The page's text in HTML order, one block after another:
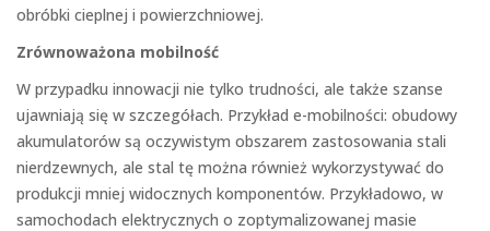
obróbki cieplnej i powierzchniowej.
Zrównoważona mobilność
W przypadku innowacji nie tylko trudności, ale także szanse
ujawniają się w szczegółach. Przykład e-mobilności: obudowy
akumulatorów są oczywistym obszarem zastosowania stali
nierdzewnych, ale stal tę można również wykorzystywać do
produkcji mniej widocznych komponentów. Przykładowo, w
samochodach elektrycznych o zoptymalizowanej masie